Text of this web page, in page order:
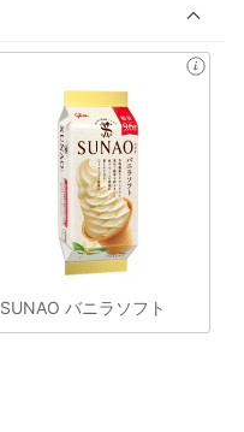
SUNAO バニラソフト